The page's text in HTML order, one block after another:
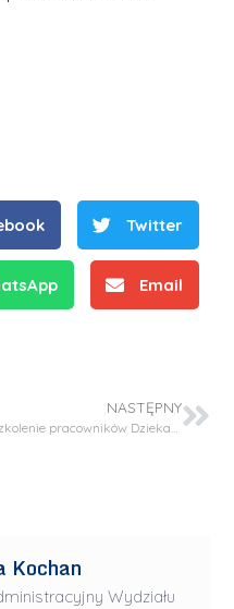
Twitter
Email
NASTĘPNY
Szkolenie pracowników Dziekanatu WIiTCh
Kochan
Wydziału